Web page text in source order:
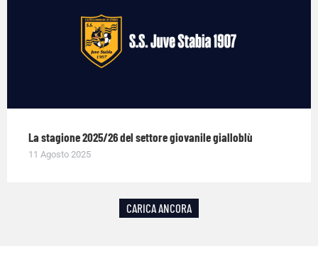
La stagione 2025/26 del settore giovanile gialloblù
11 Agosto 2025
CARICA ANCORA